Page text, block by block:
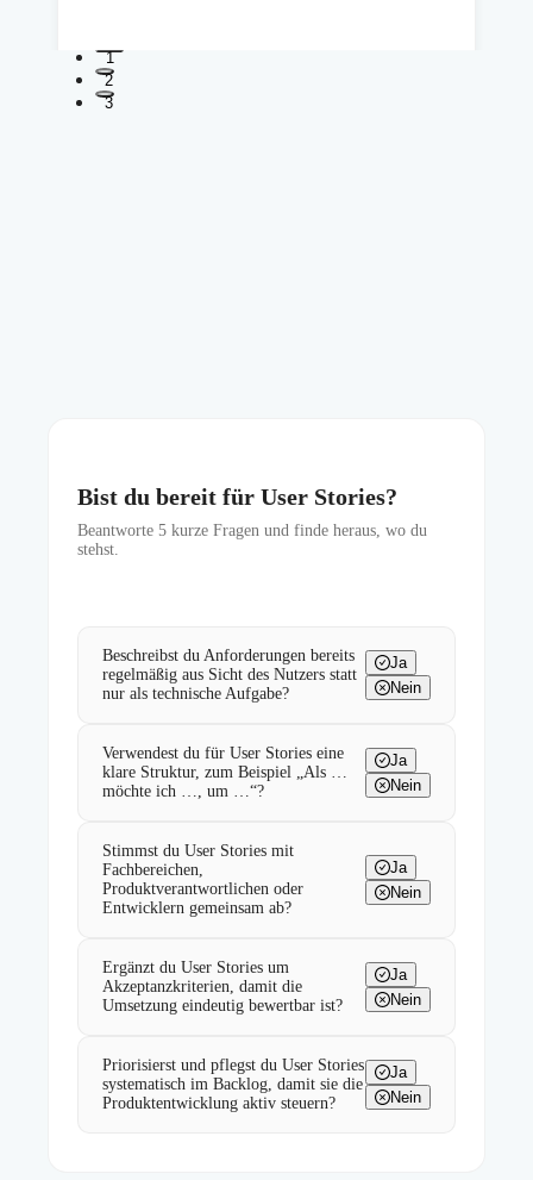
1
2
3
Bist du bereit für User Stories?
Beantworte 5 kurze Fragen und finde heraus, wo du
stehst.
Beschreibst du Anforderungen bereits
regelmäßig aus Sicht des Nutzers statt
nur als technische Aufgabe?
Ja
Nein
Verwendest du für User Stories eine
klare Struktur, zum Beispiel „Als …
möchte ich …, um …“?
Ja
Nein
Stimmst du User Stories mit
Fachbereichen,
Produktverantwortlichen oder
Entwicklern gemeinsam ab?
Ja
Nein
Ergänzt du User Stories um
Akzeptanzkriterien, damit die
Umsetzung eindeutig bewertbar ist?
Ja
Nein
Priorisierst und pflegst du User Stories
systematisch im Backlog, damit sie die
Produktentwicklung aktiv steuern?
Ja
Nein